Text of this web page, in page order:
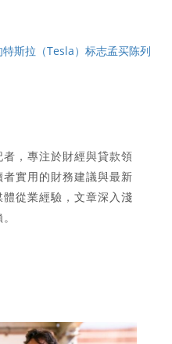
斯拉（Tesla）标志孟买陈列
，專注於財經與貸款領
實用的財務建議與最新
從業經驗，文章深入淺